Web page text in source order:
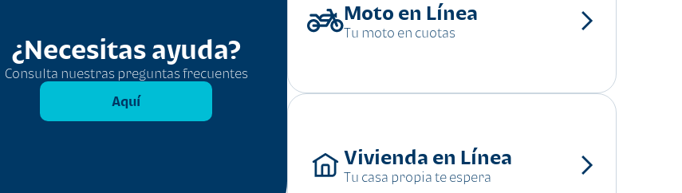
¿Necesitas ayuda?
Consulta nuestras preguntas frecuentes
Aquí
Moto en Línea
Tu moto en cuotas
Vivienda en Línea
Tu casa propia te espera